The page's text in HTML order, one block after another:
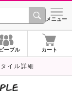
シメニュー
ープル カート
イル詳細